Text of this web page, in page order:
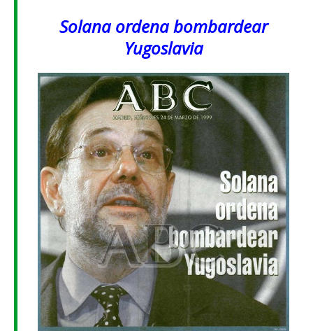
Solana ordena bombardear
Yugoslavia